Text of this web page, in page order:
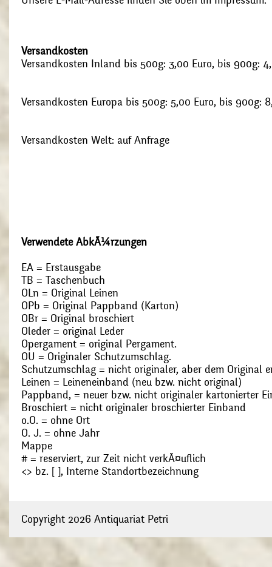
Versandkosten
Versandkosten Inland bis 500g: 3,00 Euro, bis 900g:
Versandkosten Europa bis 500g: 5,00 Euro, bis 900g:
Versandkosten Welt: auf Anfrage
Verwendete AbkÃ¼rzungen
EA = Erstausgabe
TB = Taschenbuch
OLn = Original Leinen
OPb = Original Pappband (Karton)
OBr = Original broschiert
Oleder = original Leder
Opergament = original Pergament.
OU = Originaler Schutzumschlag.
Schutzumschlag = nicht originaler, aber dem Original
Leinen = Leineneinband (neu bzw. nicht original)
Pappband, = neuer bzw. nicht originaler kartonierter
Broschiert = nicht originaler broschierter Einband
o.O. = ohne Ort
O. J. = ohne Jahr
Mappe
# = reserviert, zur Zeit nicht verkÃ¤uflich
<> bz. [ ], Interne Standortbezeichnung
Copyright 2026 Antiquariat Petri